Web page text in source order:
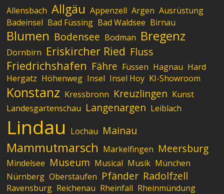
Allensbach Allgäu Appenzell Argen Ausrüstung
Badeinsel Bad Füssing Bad Waldsee Birnau
Blumen Bodensee Bodman Bregenz
Dornbirn Eriskircher Ried Fluss
Friedrichshafen Fähre Füssen Hagnau Hard
Hergatz Höhenweg Insel Insel Hoy KI-Showroom
Konstanz Kressbronn Kreuzlingen Kunst
Landesgartenschau Langenargen Leiblach
Lindau Lochau Mainau
Mammutmarsch Markelfingen Meersburg
Mindelsee Museum Musical Musik München
Nürnberg Oberstaufen Pfänder Radolfzell
Ravensburg Reichenau Rheinfall Rheinmündung